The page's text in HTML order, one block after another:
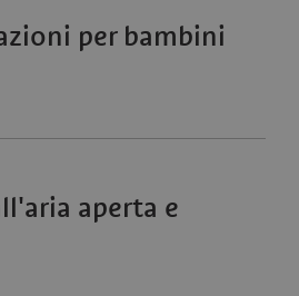
per bambini
aperta e